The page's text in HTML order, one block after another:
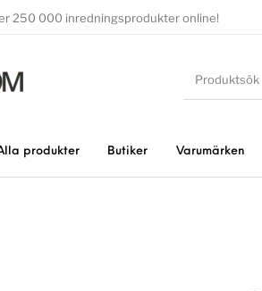
250 000 inredningsprodukter online!
produkter Butiker Varumärken